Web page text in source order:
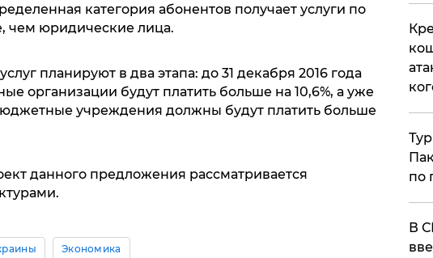
категория абонентов получает услуги по
чем юридические лица.
планируют в два этапа: до 31 декабря 2016 года
организации будут платить больше на 10,6%, а уже
учреждения должны будут платить больше
данного предложения рассматривается
Экономика
по
В